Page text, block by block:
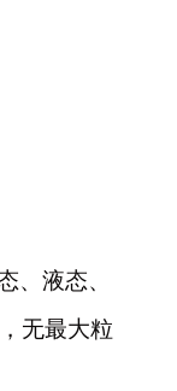
、液态、
无最大粒